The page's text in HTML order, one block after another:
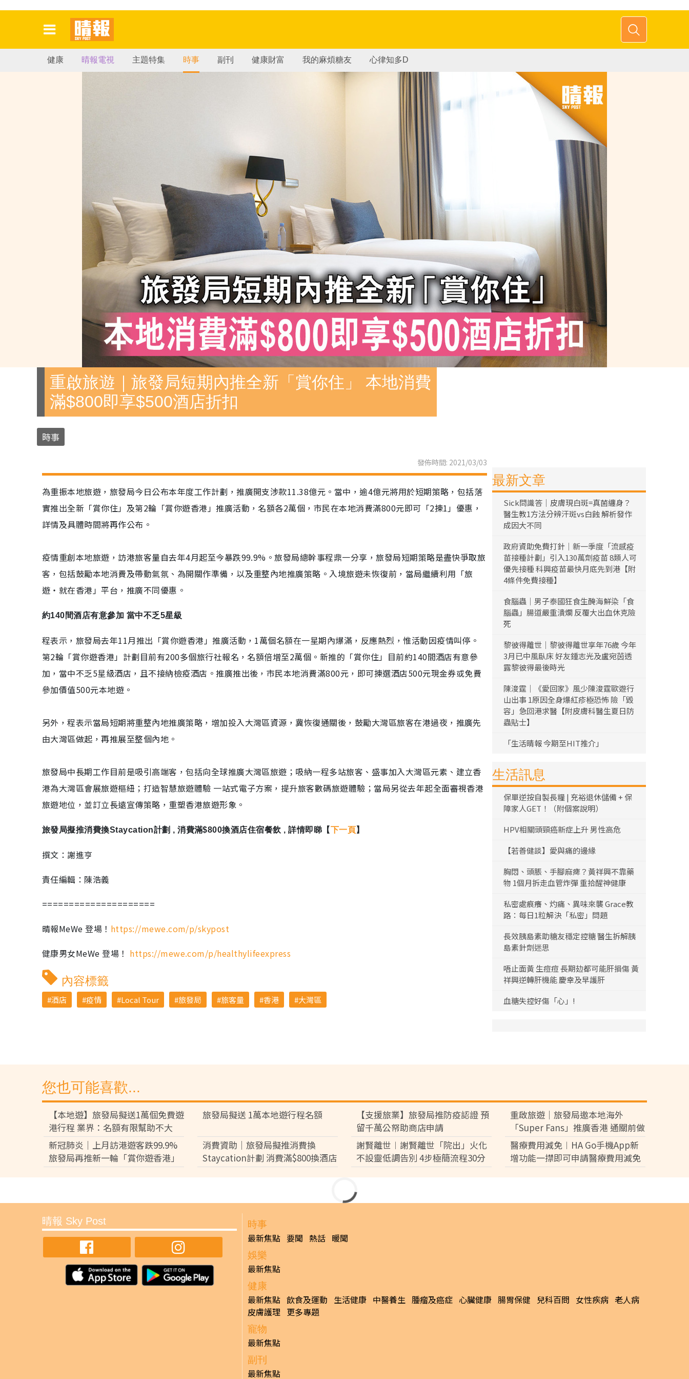
健康 晴報電視 主題特集 時事 副刊 健康財富 我的麻煩糖友 心律知多D
重啟旅遊｜旅發局短期內推全新「賞你住」 本地消費
滿$800即享$500酒店折扣
時事
發佈時間: 2021/03/03
為重振本地旅遊，旅發局今日公布本年度工作計劃，推廣開支涉款11.38億元。當中，逾4億元將用於短期策略，包括落
實推出全新「賞你住」及第2輪「賞你遊香港」推廣活動，名額各2萬個，市民在本地消費滿800元即可「2揀1」優惠，
詳情及具體時間將再作公布。
疫情重創本地旅遊，訪港旅客量自去年4月起至今暴跌99.9%。旅發局總幹事程鼎一分享，旅發局短期策略是盡快爭取旅
客，包括鼓勵本地消費及帶動氣氛、為開關作準備，以及重整內地推廣策略。入境旅遊未恢復前，當局繼續利用「旅
遊‧就在香港」平台，推廣不同優惠。
約140間酒店有意參加 當中不乏5星級
程表示，旅發局去年11月推出「賞你遊香港」推廣活動，1萬個名額在一星期內爆滿，反應熱烈，惟活動因疫情叫停。
第2輪「賞你遊香港」計劃目前有200多個旅行社報名，名額倍增至2萬個。新推的「賞你住」目前約140間酒店有意參
加，當中不乏5星級酒店，且不接納檢疫酒店。推廣推出後，市民本地消費滿800元，即可揀選酒店500元現金券或免費
參加價值500元本地遊。
另外，程表示當局短期將重整內地推廣策略，增加投入大灣區資源，冀恢復通關後，鼓勵大灣區旅客在港過夜，推廣先
由大灣區做起，再推展至整個內地。
旅發局中長期工作目前是吸引高端客，包括向全球推廣大灣區旅遊；吸納一程多站旅客、盛事加入大灣區元素、建立香
港為大灣區會展旅遊樞紐；打造智慧旅遊體驗 一站式電子方案，提升旅客數碼旅遊體驗；當局另從去年起全面審視香港
旅遊地位，並訂立長遠宣傳策略，重塑香港旅遊形象。
旅發局擬推消費換Staycation計劃 , 消費滿$800換酒店住宿餐飲 , 詳情即睇【下一頁】
撰文：謝進亨
責任編輯：陳浩義
=====================
晴報MeWe 登場！ https://mewe.com/p/skypost
健康男女MeWe 登場！ https://mewe.com/p/healthylifeexpress
內容標籤
酒店 疫情 Local Tour 旅發局 旅客量 香港 大灣區
最新文章
Sick問識答｜皮膚現白斑=真菌纏身？
醫生教1方法分辨汗斑vs白蝕 解析發作
成因大不同
政府資助免費打針｜新一季度「流感疫
苗接種計劃」引入130萬劑疫苗 8類人可
優先接種 科興疫苗最快月底先到港【附
4條件免費接種】
食腦蟲｜男子泰國狂食生醃海鮮染「食
腦蟲」腸道嚴重潰爛 反覆大出血休克險
死
黎彼得離世｜黎彼得離世享年76歲 今年
3月已中風臥床 好友鍾志光及盧宛茵透
露黎彼得最後時光
陳浚霆｜《愛回家》風少陳浚霆歐遊行
山出事 1原因全身爆紅疹極恐怖 險「毀
容」急回港求醫【附皮膚科醫生夏日防
蟲貼士】
「生活晴報 今期至HIT推介」
生活訊息
保單逆按自製長糧 | 充裕退休儲備 + 保
障家人GET！（附個案說明）
HPV相關頭頸癌新症上升 男性高危
【若善健談】愛與痛的邊緣
胸悶、頭脹、手腳麻痺？黃祥興不靠藥
物 1個月拆走血管炸彈 重拾醒神健康
私密處痕癢、灼痛、異味來襲 Grace教
路：每日1粒解決「私密」問題
長效胰島素助糖友穩定控糖 醫生拆解胰
島素針劑迷思
唔止面黃 生痘痘 長期攰都可能肝損傷 黃
祥興逆轉肝機能 慶幸及早護肝
血糖失控好傷「心」!
您也可能喜歡...
【本地遊】旅發局擬送1萬個免費遊
港行程 業界：名額有限幫助不大
旅發局擬送 1萬本地遊行程名額
【支援旅業】旅發局推防疫認證 預
留千萬公帑助商店申請
重啟旅遊｜旅發局邀本地海外
「Super Fans」推廣香港 通關前做
好口碑吸旅客
新冠肺炎｜上月訪港遊客跌99.9%
旅發局再推新一輪「賞你遊香港」
消費資助｜旅發局擬推消費換
Staycation計劃 消費滿$800換酒店
住宿餐飲
謝賢離世︱謝賢離世「院出」火化
不設靈低調告別 4步極簡流程30分
鐘即出殯 只適用1類病人【附全港
醫療費用減免︱HA Go手機App新
增功能一㩒即可申請醫療費用減免
3分鐘完成預約免排隊【附申請條
謝賢離世︱謝賢離世「院出」火化不設靈低調告別 4
步極簡流程30分鐘即出殯 只適用1類病人【附全港院
出服務醫院名單】
香港影壇傳奇人物「四哥」謝賢，於7月16日因肺炎不幸離世，享壽89歲。家屬遵從遺願，以「院出」形式低調完成告
別及火化，未有設靈，亦引起公眾關注「院出」這種喪葬方式。事實上，昔日巨星黃霑、倪匡，同樣是以「院出」辦理